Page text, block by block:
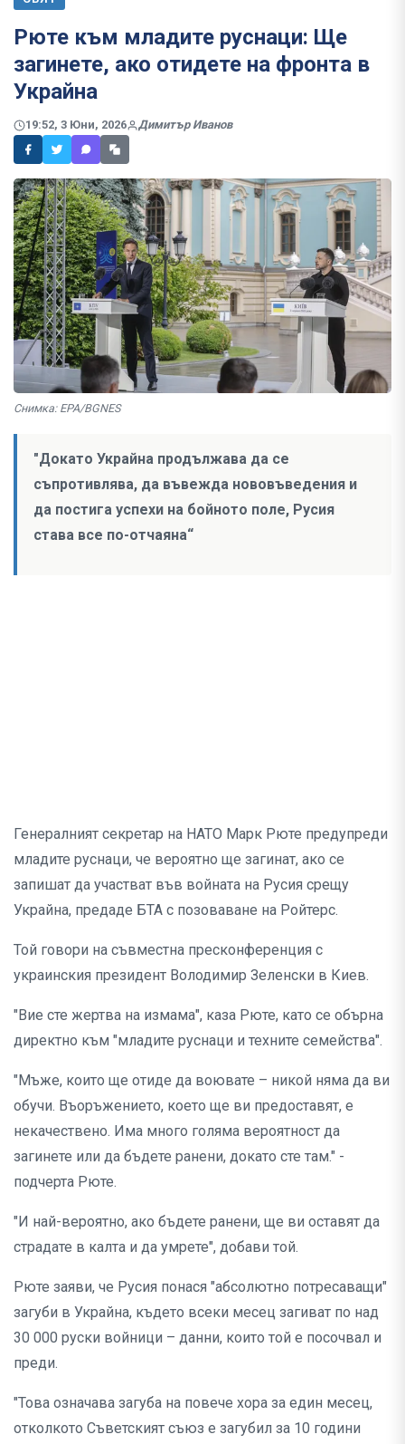
Рюте към младите руснаци: Ще
загинете, ако отидете на фронта в
Украйна
19:52, 3 Юни, 2026 Димитър Иванов
Снимка: EPA/BGNES
"Докато Украйна продължава да се
съпротивлява, да въвежда нововъведения и
да постига успехи на бойното поле, Русия
става все по-отчаяна“
Генералният секретар на НАТО Марк Рюте предупреди
младите руснаци, че вероятно ще загинат, ако се
запишат да участват във войната на Русия срещу
Украйна, предаде БТА с позоваване на Ройтерс.
Той говори на съвместна пресконференция с
украинския президент Володимир Зеленски в Киев.
"Вие сте жертва на измама", каза Рюте, като се обърна
директно към "младите руснаци и техните семейства".
"Мъже, които ще отиде да воювате – никой няма да ви
обучи. Въоръжението, което ще ви предоставят, е
некачествено. Има много голяма вероятност да
загинете или да бъдете ранени, докато сте там." -
подчерта Рюте.
"И най-вероятно, ако бъдете ранени, ще ви оставят да
страдате в калта и да умрете", добави той.
Рюте заяви, че Русия понася "абсолютно потресаващи"
загуби в Украйна, където всеки месец загиват по над
30 000 руски войници – данни, които той е посочвал и
преди.
"Това означава загуба на повече хора за един месец,
отколкото Съветският съюз е загубил за 10 години